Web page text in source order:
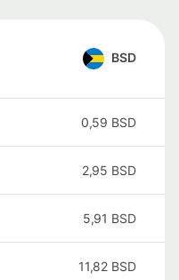
BSD
0,59 BSD
2,95 BSD
5,91 BSD
11,82 BSD